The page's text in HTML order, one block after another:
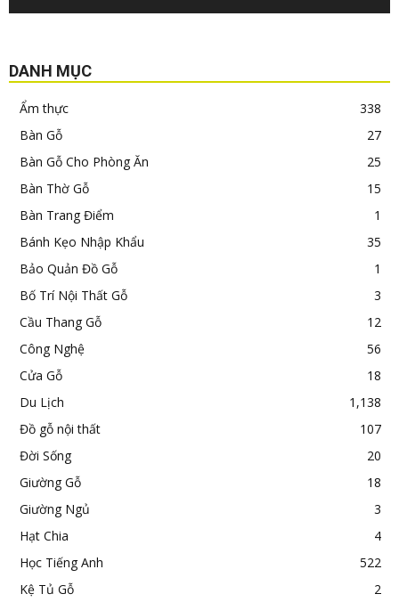
DANH MỤC
Ẩm thực
338
Bàn Gỗ
27
Bàn Gỗ Cho Phòng Ăn
25
Bàn Thờ Gỗ
15
Bàn Trang Điểm
1
Bánh Kẹo Nhập Khẩu
35
Bảo Quản Đồ Gỗ
1
Bố Trí Nội Thất Gỗ
3
Cầu Thang Gỗ
12
Công Nghệ
56
Cửa Gỗ
18
Du Lịch
1,138
Đồ gỗ nội thất
107
Đời Sống
20
Giường Gỗ
18
Giường Ngủ
3
Hạt Chia
4
Học Tiếng Anh
522
Kệ Tủ Gỗ
2